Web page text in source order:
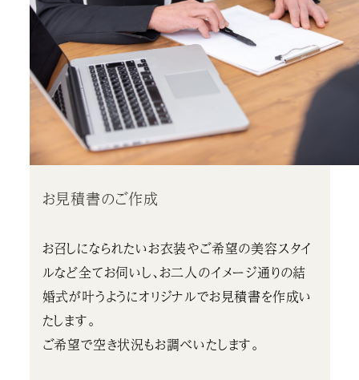
お見積書のご作成
お召しになられたいお衣装やご希望の美容スタイ
ルなど全てお伺いし、お二人のイメージ通りの結
婚式が叶うようにオリジナルでお見積書を作成い
たします。
ご希望で空き状況もお調べいたします。